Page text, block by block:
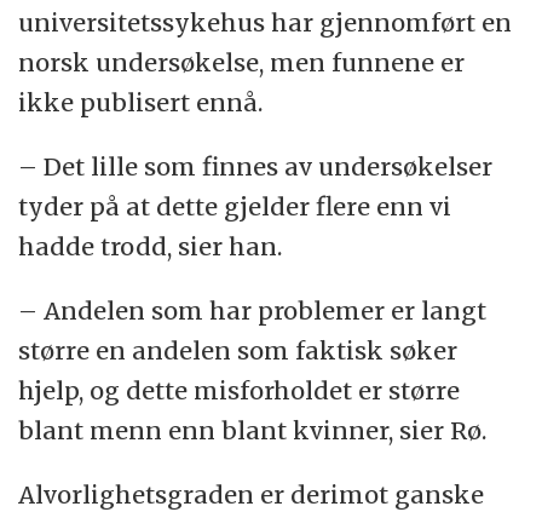
universitetssykehus har gjennomført en
norsk undersøkelse, men funnene er
ikke publisert ennå.
– Det lille som finnes av undersøkelser
tyder på at dette gjelder flere enn vi
hadde trodd, sier han.
– Andelen som har problemer er langt
større en andelen som faktisk søker
hjelp, og dette misforholdet er større
blant menn enn blant kvinner, sier Rø.
Alvorlighetsgraden er derimot ganske